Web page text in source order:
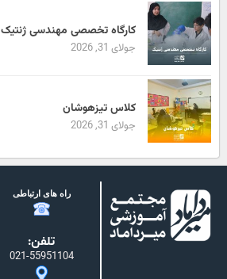
کارگاه تخصصی مهندسی ژنتیک
جولای 31, 2026
کلاس تیزهوشان
جولای 31, 2026
راه های ارتباطی
تلفن:
021-55951104